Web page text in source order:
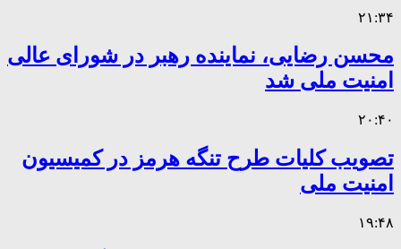
۲۱:۳۴
محسن رضایی، نماینده رهبر در شورای عالی
امنیت ملی شد
۲۰:۴۰
تصویب کلیات طرح تنگه هرمز در کمیسیون
امنیت ملی
۱۹:۴۸